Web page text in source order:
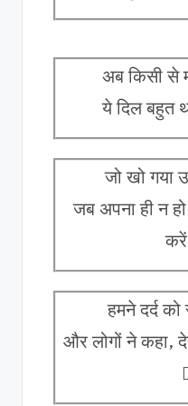
अब किसी से
ये दिल बहुत
जो खो गया
जब अपना ही न
हमने दर्द
और लोगों ने कहा,